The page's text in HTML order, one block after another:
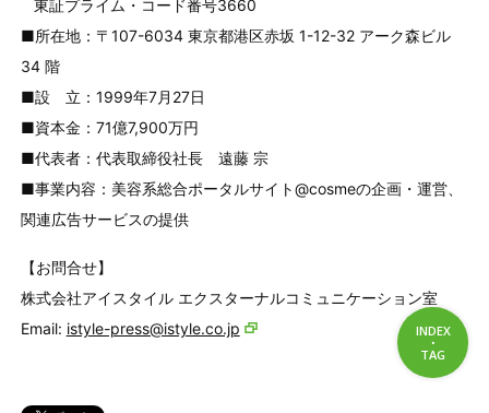
INDEX
TAG
INDEX
・
TAG
東証プライム・コード番号3660
■所在地：〒107-6034 東京都港区赤坂 1-12-32 アーク森ビル
34 階
■設 立：1999年7月27日
■資本金：71億7,900万円
■代表者：代表取締役社長 遠藤 宗
■事業内容：美容系総合ポータルサイト@cosmeの企画・運営、
関連広告サービスの提供
【お問合せ】
株式会社アイスタイル エクスターナルコミュニケーション室
Email: istyle-press@istyle.co.jp